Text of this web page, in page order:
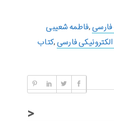
فارسی ,فاطمه شعیبی
فارسی ,کتاب
<